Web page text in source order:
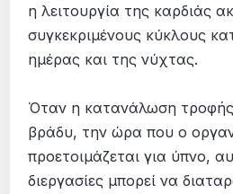
η λειτουργία της καρδιάς
συγκεκριμένους κύκλους
ημέρας και της νύχτας.
Όταν η κατανάλωση τροφής
βράδυ, την ώρα που ο
προετοιμάζεται για ύπνο,
διεργασίες μπορεί να